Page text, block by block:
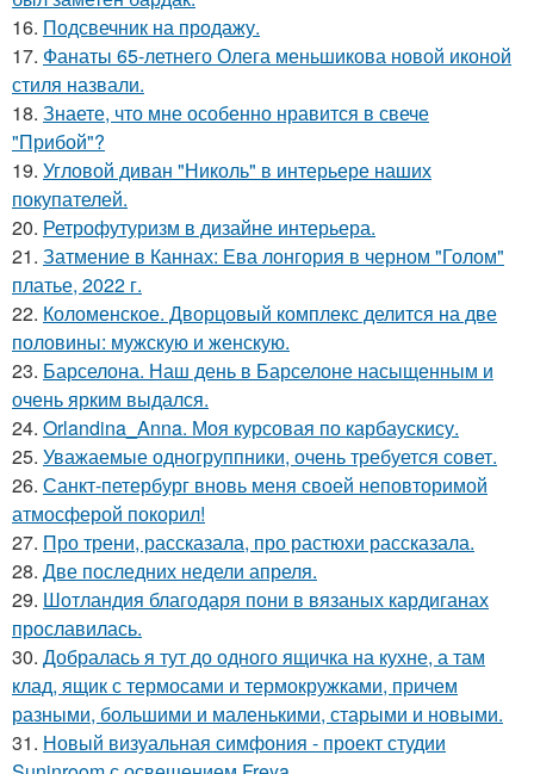
16. Подсвечник на продажу.
17. Фанаты 65-летнего Олега меньшикова новой иконой
стиля назвали.
18. Знаете, что мне особенно нравится в свече
"Прибой"?
19. Угловой диван "Николь" в интерьере наших
покупателей.
20. Ретрофутуризм в дизайне интерьера.
21. Затмение в Каннах: Ева лонгория в черном "Голом"
платье, 2022 г.
22. Коломенское. Дворцовый комплекс делится на две
половины: мужскую и женскую.
23. Барселона. Наш день в Барселоне насыщенным и
очень ярким выдался.
24. Orlandina_Anna. Моя курсовая по карбаускису.
25. Уважаемые одногруппники, очень требуется совет.
26. Санкт-петербург вновь меня своей неповторимой
атмосферой покорил!
27. Про трени, рассказала, про растюхи рассказала.
28. Две последних недели апреля.
29. Шотландия благодаря пони в вязаных кардиганах
прославилась.
30. Добралась я тут до одного ящичка на кухне, а там
клад, ящик с термосами и термокружками, причем
разными, большими и маленькими, старыми и новыми.
31. Новый визуальная симфония - проект студии